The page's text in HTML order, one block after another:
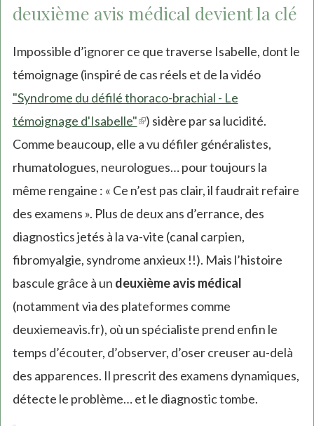
deuxième avis médical devient la clé
Impossible d’ignorer ce que traverse Isabelle, dont le
témoignage (inspiré de cas réels et de la vidéo
"Syndrome du défilé thoraco-brachial - Le
témoignage d'Isabelle"(link
is
external)
) sidère par sa lucidité.
Comme beaucoup, elle a vu défiler généralistes,
rhumatologues, neurologues… pour toujours la
même rengaine : « Ce n’est pas clair, il faudrait refaire
des examens ». Plus de deux ans d’errance, des
diagnostics jetés à la va-vite (canal carpien,
fibromyalgie, syndrome anxieux !!). Mais l’histoire
bascule grâce à un deuxième avis médical
(notamment via des plateformes comme
deuxiemeavis.fr), où un spécialiste prend enfin le
temps d’écouter, d’observer, d’oser creuser au-delà
des apparences. Il prescrit des examens dynamiques,
détecte le problème… et le diagnostic tombe.